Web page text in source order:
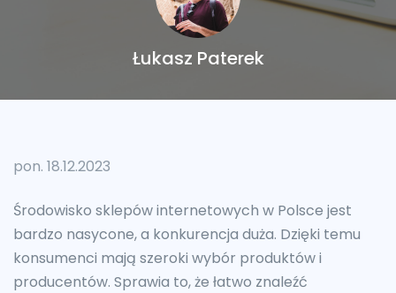
Łukasz Paterek
pon. 18.12.2023
Środowisko sklepów internetowych w Polsce jest
bardzo nasycone, a konkurencja duża. Dzięki temu
konsumenci mają szeroki wybór produktów i
producentów. Sprawia to, że łatwo znaleźć